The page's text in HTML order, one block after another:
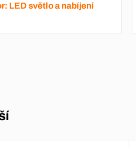
LED světlo a nabíjení